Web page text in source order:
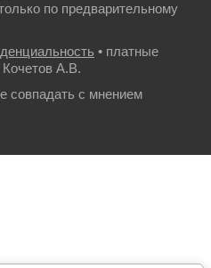
по предварительному
• платные
А.В.
совпадать с мнением